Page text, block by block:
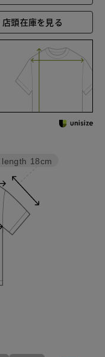
店頭在庫を見る
18cm